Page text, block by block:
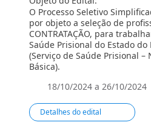
O Processo Seletivo
por objeto a seleção de
CONTRATAÇÃO, para
Saúde Prisional do Estado do
(Serviço de Saúde Prisional –
Básica).
18/10/2024 a 26/10/2024
Detalhes do edital